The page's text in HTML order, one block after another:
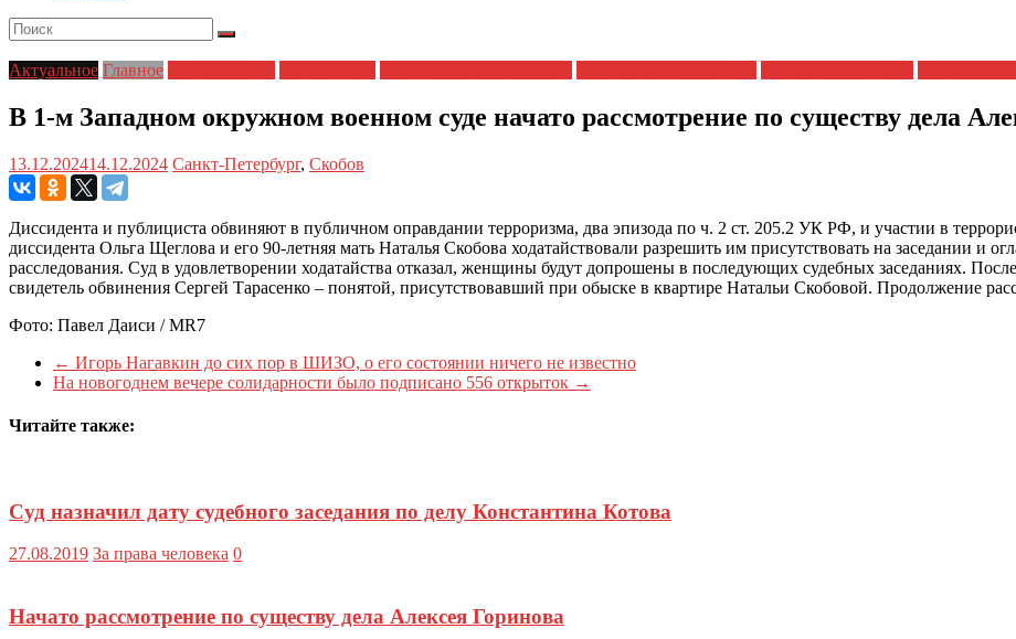
Актуальное Главное
В 1-м Западном окружном военном суде начато рассмотрение по существу дела
13.12.202414.12.2024 Санкт-Петербург, Скобов
Диссидента и публициста обвиняют в публичном оправдании терроризма, два эпизода по ч. 2 ст. 205.2 УК РФ, и участии в
диссидента Ольга Щеглова и его 90-летняя мать Наталья Скобова ходатайствовали разрешить им присутствовать на заседании и
расследования. Суд в удовлетворении ходатайства отказал, женщины будут допрошены в последующих судебных заседаниях.
свидетель обвинения Сергей Тарасенко – понятой, присутствовавший при обыске в квартире Натальи Скобовой. Продолжение
Фото: Павел Даиси / MR7
← Игорь Нагавкин до сих пор в ШИЗО, о его состоянии ничего не известно
На новогоднем вечере солидарности было подписано 556 открыток →
Читайте также:
Суд назначил дату судебного заседания по делу Константина Котова
27.08.2019 За права человека 0
Начато рассмотрение по существу дела Алексея Горинова